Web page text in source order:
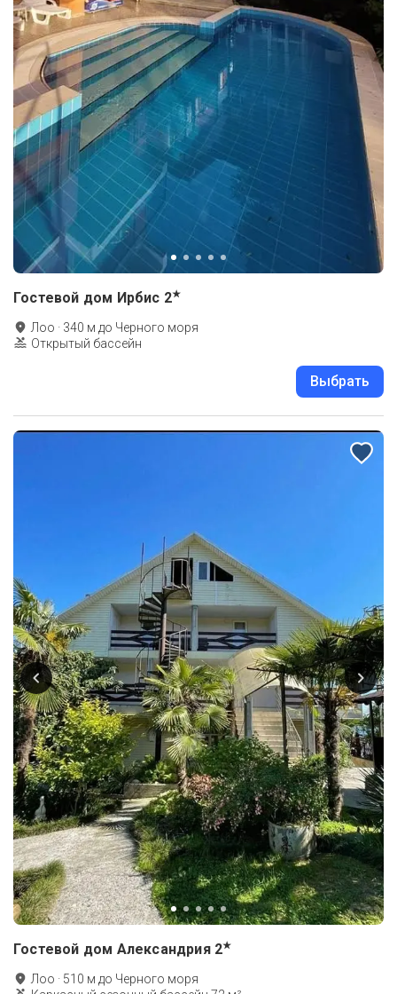
Гостевой дом Ирбис 2★
Лоо · 340 м до Черного моря
Открытый бассейн
Выбрать
Гостевой дом Александрия 2★
Лоо · 510 м до Черного моря